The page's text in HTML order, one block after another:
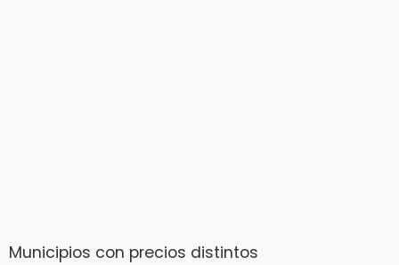
Municipios con precios distintos